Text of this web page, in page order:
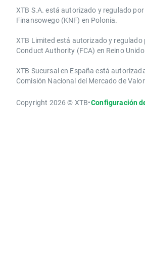
XTB S.A.​ está autorizado y regulado
Finansowego (KNF) ​en Polonia.
XTB Limited ​está autorizado y regulado
Conduct Authority ​(FCA) en ​​Reino
XTB Sucursal en España está
Comisión Nacional del Mercado de
Copyright 2026 © XTB•Configuración